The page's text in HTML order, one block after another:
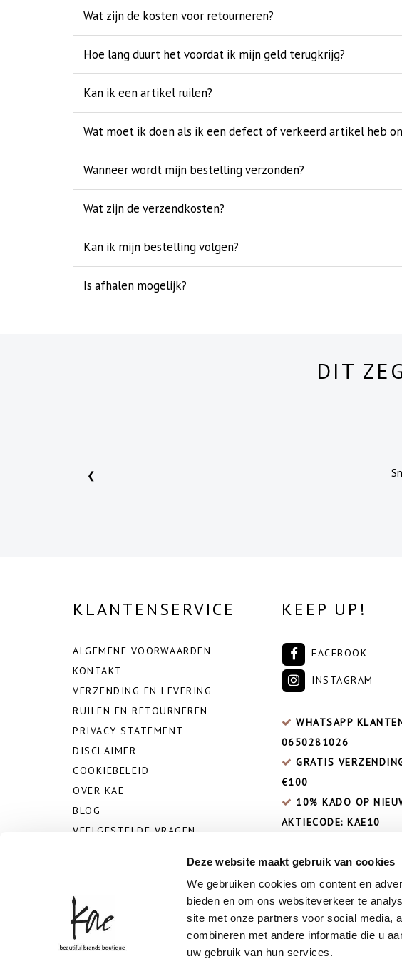
Deze website maakt gebruik van cookies
We gebruiken cookies om content en
bieden en om ons websiteverkeer te
site met onze partners voor social media,
combineren met andere informatie die u
uw gebruik van hun services.
Wat zijn de kosten voor retourneren?
Hoe lang duurt het voordat ik mijn geld terugkrijg?
Kan ik een artikel ruilen?
Wat moet ik doen als ik een defect of verkeerd artikel heb
Wanneer wordt mijn bestelling verzonden?
Wat zijn de verzendkosten?
Kan ik mijn bestelling volgen?
Is afhalen mogelijk?
DIT
❮
KLANTENSERVICE
ALGEMENE VOORWAARDEN
KONTAKT
VERZENDING EN LEVERING
RUILEN EN RETOURNEREN
PRIVACY STATEMENT
DISCLAIMER
COOKIEBELEID
OVER KAE
BLOG
VEELGESTELDE VRAGEN
KEEP UP!
FACEBOOK
INSTAGRAM
WHATSAPP
0650281026
GRATIS
€100
10% KADO OP
AKTIECODE: KAE10